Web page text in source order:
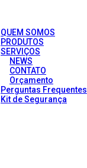
QUEM SOMOS
PRODUTOS
SERVIÇOS
NEWS
CONTATO
Orçamento
Perguntas Frequentes
Kit de Segurança